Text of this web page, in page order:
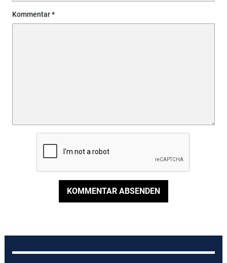
Kommentar
KOMMENTAR ABSENDEN